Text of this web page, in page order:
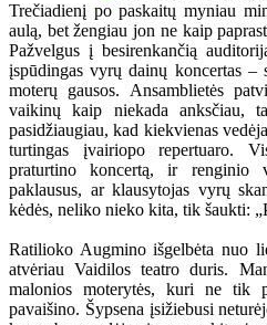
Trečiadienį po paskaitų myniau
aulą, bet žengiau jon ne kaip
Pažvelgus į besirenkančią
įspūdingas vyrų dainų koncertas –
moterų gausos. Ansamblietės
vaikinų kaip niekada anksčiau,
pasidžiaugiau, kad kiekvienas
turtingas įvairiopo repertuaro.
praturtino koncertą, ir renginio
paklausus, ar klausytojas vyrų
kėdės, neliko nieko kita, tik šaukti:
Ratilioko Augmino išgelbėta nuo
atvėriau Vaidilos teatro duris.
malonios moterytės, kuri ne tik
pavaišino. Šypsena įsižiebusi